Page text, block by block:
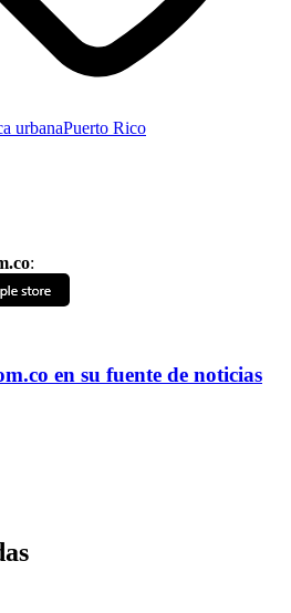
urbanaPuerto Rico
:
en su fuente de noticias